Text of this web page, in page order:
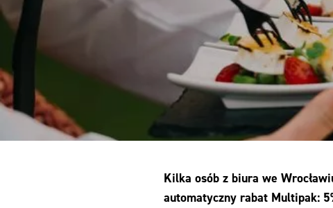
Kilka osób z biura we
automatyczny rabat Multipak: